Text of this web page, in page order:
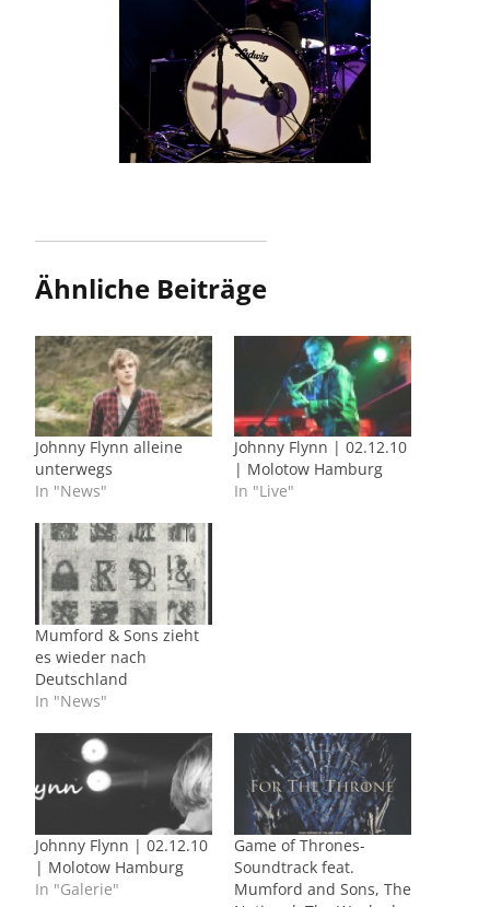
Ähnliche Beiträge
Johnny Flynn alleine
unterwegs
In "News"
Johnny Flynn | 02.12.10
| Molotow Hamburg
In "Live"
Mumford & Sons zieht
es wieder nach
Deutschland
In "News"
Johnny Flynn | 02.12.10
| Molotow Hamburg
In "Galerie"
Game of Thrones-
Soundtrack feat.
Mumford and Sons, The